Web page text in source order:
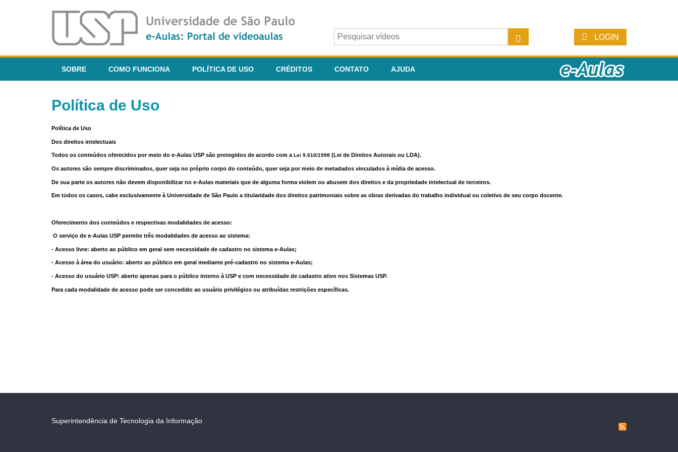
LOGIN
SOBRE COMO FUNCIONA POLÍTICA DE USO CRÉDITOS CONTATO AJUDA
Política de Uso
Política de Uso
Dos direitos intelectuais
Todos os conteúdos oferecidos por meio do e-Aulas USP são protegidos de acordo com a Lei 9.610/1998 (Lei de Direitos Autorais ou LDA).
Os autores são sempre discriminados, quer seja no próprio corpo do conteúdo, quer seja por meio de metadados vinculados à mídia de acesso.
De sua parte os autores não devem disponibilizar no e-Aulas materiais que de alguma forma violem ou abusem dos direitos e da propriedade intelectual de terceiros.
Em todos os casos, cabe exclusivamente à Universidade de São Paulo a titularidade dos direitos patrimoniais sobre as obras derivadas do trabalho individual ou coletivo de seu corpo docente.
Oferecimento dos conteúdos e respectivas modalidades de acesso:
O serviço de e-Aulas USP permite três modalidades de acesso ao sistema:
- Acesso livre: aberto ao público em geral sem necessidade de cadastro no sistema e-Aulas;
- Acesso à área do usuário: aberto ao público em geral mediante pré-cadastro no sistema e-Aulas;
- Acesso do usuário USP: aberto apenas para o público interno à USP e com necessidade de cadastro ativo nos Sistemas USP.
Para cada modalidade de acesso pode ser concedido ao usuário privilégios ou atribuídas restrições específicas.
Superintendência de Tecnologia da Informação